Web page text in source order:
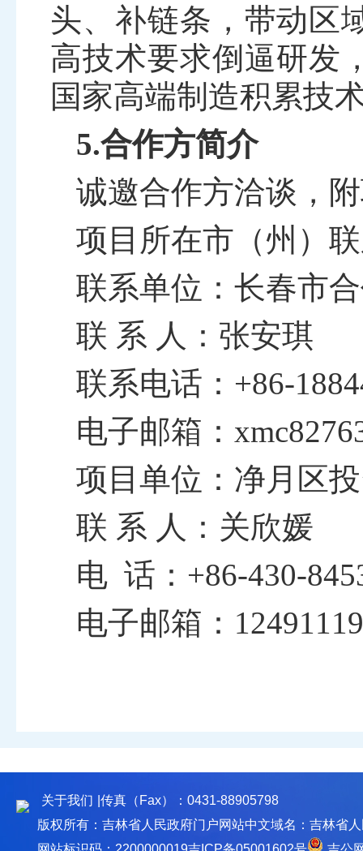
头、补链条，带动区
高技术要求倒逼研发
国家高端制造积累技
5.合作方简介
诚邀合作方洽谈，
项目所在市（州）
联系单位：长春市
联 系 人：张安琪
联系电话： +86-
电子邮箱：
项目单位：净月区
联 系 人：关欣媛
电 话： +86-430-
电子邮箱：